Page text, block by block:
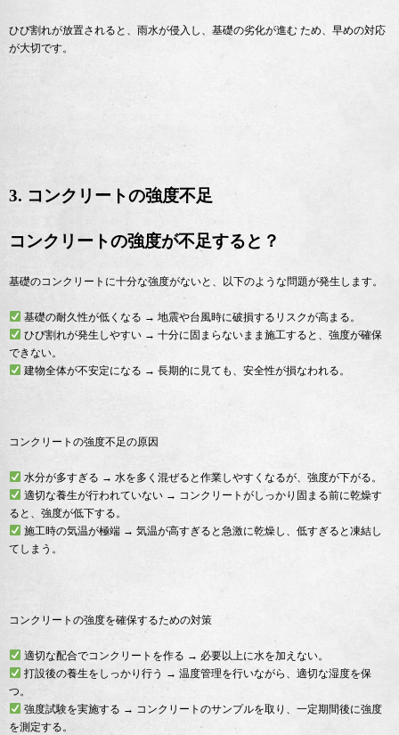
ひび割れが放置されると、雨水が侵入し、基礎の劣化が進む ため、早めの対応
が大切です。
3. コンクリートの強度不足
コンクリートの強度が不足すると？
基礎のコンクリートに十分な強度がないと、以下のような問題が発生します。
基礎の耐久性が低くなる → 地震や台風時に破損するリスクが高まる。
ひび割れが発生しやすい → 十分に固まらないまま施工すると、強度が確保
できない。
建物全体が不安定になる → 長期的に見ても、安全性が損なわれる。
コンクリートの強度不足の原因
水分が多すぎる → 水を多く混ぜると作業しやすくなるが、強度が下がる。
適切な養生が行われていない → コンクリートがしっかり固まる前に乾燥す
ると、強度が低下する。
施工時の気温が極端 → 気温が高すぎると急激に乾燥し、低すぎると凍結し
てしまう。
コンクリートの強度を確保するための対策
適切な配合でコンクリートを作る → 必要以上に水を加えない。
打設後の養生をしっかり行う → 温度管理を行いながら、適切な湿度を保
つ。
強度試験を実施する → コンクリートのサンプルを取り、一定期間後に強度
を測定する。